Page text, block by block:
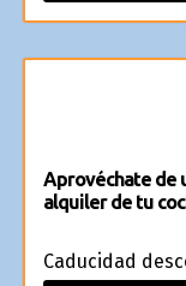
Aprovéchate de
alquiler de tu
Caducidad